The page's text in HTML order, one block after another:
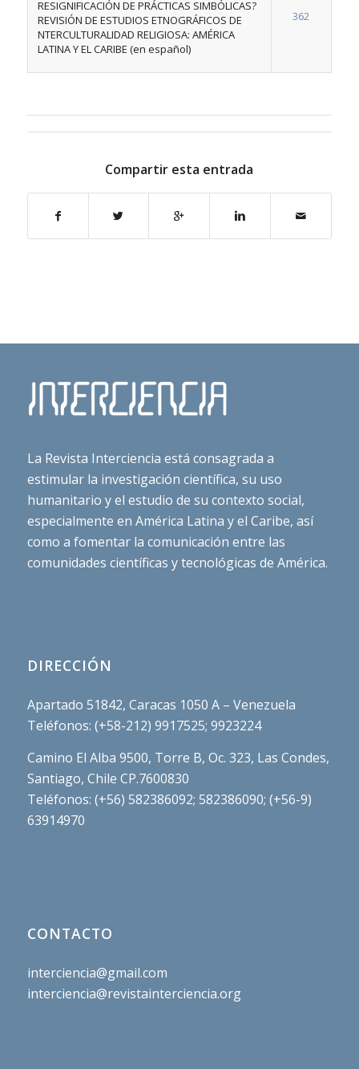
RESIGNIFICACIÓN DE PRÁCTICAS SIMBÓLICAS?
REVISIÓN DE ESTUDIOS ETNOGRÁFICOS DE
NTERCULTURALIDAD RELIGIOSA: AMÉRICA
LATINA Y EL CARIBE (en español)
362
Compartir esta entrada
La Revista Interciencia está consagrada a
estimular la investigación científica, su uso
humanitario y el estudio de su contexto social,
especialmente en América Latina y el Caribe, así
como a fomentar la comunicación entre las
comunidades científicas y tecnológicas de América.
DIRECCIÓN
Apartado 51842, Caracas 1050 A – Venezuela
Teléfonos: (+58-212) 9917525; 9923224
Camino El Alba 9500, Torre B, Oc. 323, Las Condes,
Santiago, Chile CP.7600830
Teléfonos: (+56) 582386092; 582386090; (+56-9)
63914970
CONTACTO
interciencia@gmail.com
interciencia@revistainterciencia.org